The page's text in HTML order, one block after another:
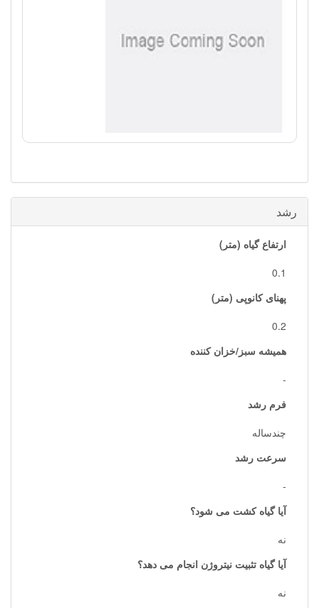
رشد
ارتفاع گیاه (متر)
0.1
پهنای کانوپی (متر)
0.2
همیشه سبز/خزان کننده
-
فرم رشد
چندساله
سرعت رشد
-
آیا گیاه کشت می شود؟
نه
آیا گیاه تثبیت نیتروژن انجام می دهد؟
نه